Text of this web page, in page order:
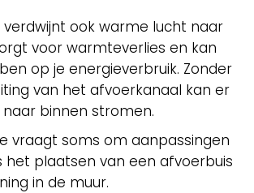
verdwijnt ook warme lucht naar
voor warmteverlies en kan
op je energieverbruik. Zonder
van het afvoerkanaal kan er
binnen stromen.
vraagt soms om aanpassingen
het plaatsen van een afvoerbuis
in de muur.